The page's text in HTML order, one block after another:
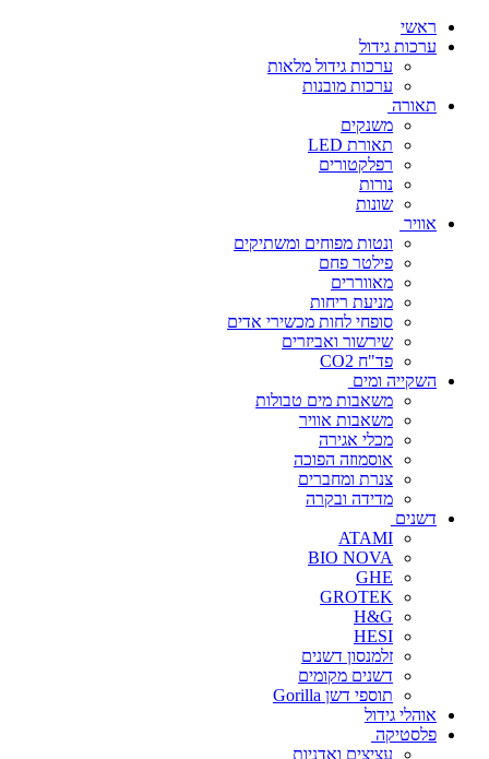
ראשי
ערכות גידול
ערכות גידול מלאות
ערכות מובנות
תאורה
משנקים
תאורת LED
רפלקטורים
נורות
שונות
אוויר
ונטות מפוחים ומשתיקים
פילטר פחם
מאווררים
מניעת ריחות
סופחי לחות מכשירי אדים
שירשור ואביזרים
פד"ח CO2
השקייה ומים
משאבות מים טבולות
משאבות אוויר
מכלי אגירה
אוסמוזה הפוכה
צנרת ומחברים
מדידה ובקרה
דשנים
ATAMI
BIO NOVA
GHE
GROTEK
H&G
HESI
זלמנסון דשנים
דשנים מקומים
תוספי דשן Gorilla
אוהלי גידול
פלסטיקה
עציצים ואדניות